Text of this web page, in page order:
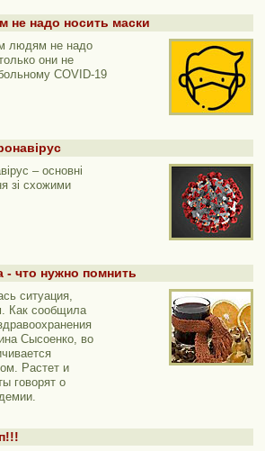
надо носить маски
людям не надо
они не
COVID-19
– основні
зі схожими
- что нужно помнить
ситуация,
Как сообщила
Сысоенко, во
Растет и
говорят о